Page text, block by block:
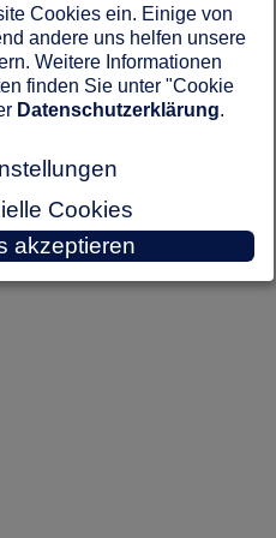
Cookies ein. Einige von
andere uns helfen unsere
Weitere Informationen
finden Sie unter "Cookie
Datenschutzerklärung.
Cookies
akzeptieren